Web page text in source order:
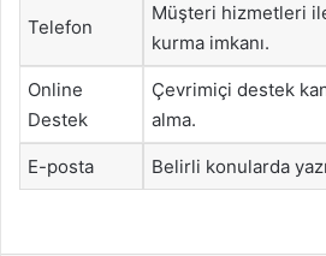
Telefon
Müşteri hizmetleri
kurma imkanı.
Online
Destek
Çevrimiçi destek
alma.
E-posta Belirli konularda